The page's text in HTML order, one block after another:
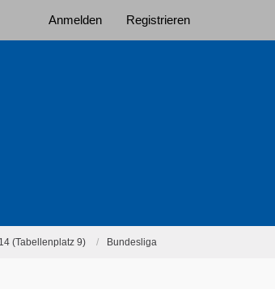
Anmelden Registrieren
(Tabellenplatz 9) Bundesliga